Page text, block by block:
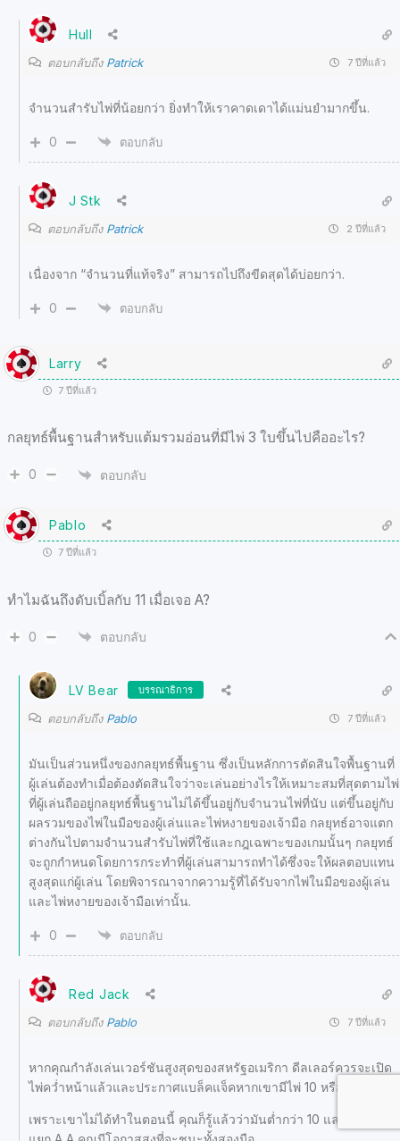
Hull
ตอบกลับถึง Patrick 7 ปีที่แล้ว
จำนวนสำรับไพ่ที่น้อยกว่า ยิ่งทำให้เราคาดเดาได้แม่นยำมากขึ้น.
0 ตอบกลับ
J Stk
ตอบกลับถึง Patrick 2 ปีที่แล้ว
เนื่องจาก “จำนวนที่แท้จริง” สามารถไปถึงขีดสุดได้บ่อยกว่า.
0 ตอบกลับ
Larry
7 ปีที่แล้ว
กลยุทธ์พื้นฐานสำหรับแต้มรวมอ่อนที่มีไพ่ 3 ใบขึ้นไปคืออะไร?
0 ตอบกลับ
Pablo
7 ปีที่แล้ว
ทำไมฉันถึงดับเบิ้ลกับ 11 เมื่อเจอ A?
0 ตอบกลับ
LV Bear บรรณาธิการ
ตอบกลับถึง Pablo 7 ปีที่แล้ว
มันเป็นส่วนหนึ่งของกลยุทธ์พื้นฐาน ซึ่งเป็นหลักการตัดสินใจพื้นฐานที่
ผู้เล่นต้องทำเมื่อต้องตัดสินใจว่าจะเล่นอย่างไรให้เหมาะสมที่สุดตามไพ่
ที่ผู้เล่นถืออยู่กลยุทธ์พื้นฐานไม่ได้ขึ้นอยู่กับจำนวนไพ่ที่นับ แต่ขึ้นอยู่กับ
ผลรวมของไพ่ในมือของผู้เล่นและไพ่หงายของเจ้ามือ กลยุทธ์อาจแตก
ต่างกันไปตามจำนวนสำรับไพ่ที่ใช้และกฎเฉพาะของเกมนั้นๆ กลยุทธ์
จะถูกกำหนดโดยการกระทำที่ผู้เล่นสามารถทำได้ซึ่งจะให้ผลตอบแทน
สูงสุดแก่ผู้เล่น โดยพิจารณาจากความรู้ที่ได้รับจากไพ่ในมือของผู้เล่น
และไพ่หงายของเจ้ามือเท่านั้น.
0 ตอบกลับ
Red Jack
ตอบกลับถึง Pablo 7 ปีที่แล้ว
หากคุณกำลังเล่นเวอร์ชันสูงสุดของสหรัฐอเมริกา ดีลเลอร์ควรจะเปิด
ไพ่คว่ำหน้าแล้วและประกาศแบล็คแจ็คหากเขามีไพ่ 10 หรือ A.
เพราะเขาไม่ได้ทำในตอนนี้ คุณก็รู้แล้วว่ามันต่ำกว่า 10 และถ้าคุณ